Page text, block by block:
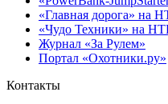
«Главная дорога» на
«Чудо Техники» на
Журнал «За Рулем»
Портал «Охотники.ру»
Контакты